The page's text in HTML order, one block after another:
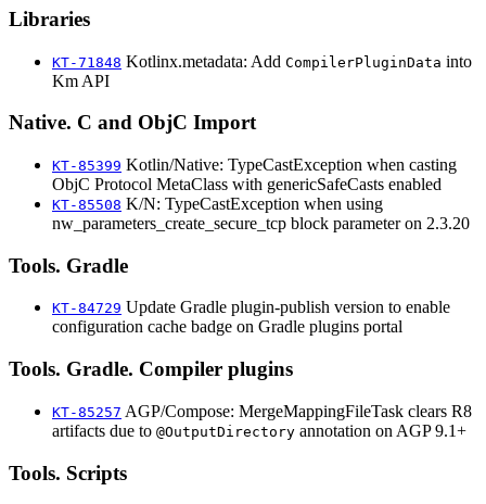
Libraries
KT-71848 Kotlinx.metadata: Add CompilerPluginData into
Km API
Native. C and ObjC Import
KT-85399 Kotlin/Native: TypeCastException when casting
ObjC Protocol MetaClass with genericSafeCasts enabled
KT-85508 K/N: TypeCastException when using
nw_parameters_create_secure_tcp block parameter on 2.3.20
Tools. Gradle
KT-84729 Update Gradle plugin-publish version to enable
configuration cache badge on Gradle plugins portal
Tools. Gradle. Compiler plugins
KT-85257 AGP/Compose: MergeMappingFileTask clears R8
artifacts due to @OutputDirectory annotation on AGP 9.1+
Tools. Scripts